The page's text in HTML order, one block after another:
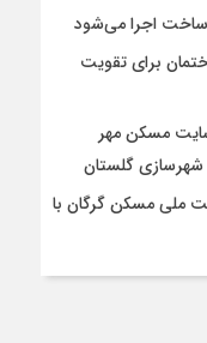
ساخت اجرا می‌شود
برای تقویت
مسکن مهر
شهرسازی گلستان
۱۲۶۰ واحدی نهضت ملی مسکن گرگان با